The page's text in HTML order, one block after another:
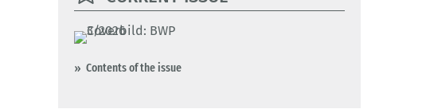
Contents of the issue